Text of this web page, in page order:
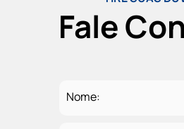
Fale
Nome: